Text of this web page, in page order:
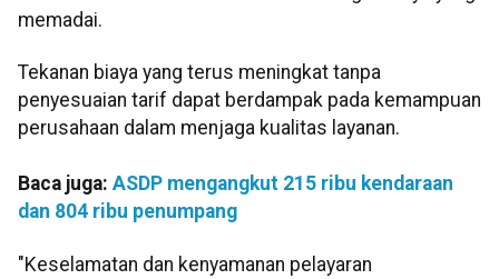
memadai.
Tekanan biaya yang terus meningkat tanpa
penyesuaian tarif dapat berdampak pada kemampuan
perusahaan dalam menjaga kualitas layanan.
Baca juga: ASDP mengangkut 215 ribu kendaraan
dan 804 ribu penumpang
"Keselamatan dan kenyamanan pelayaran